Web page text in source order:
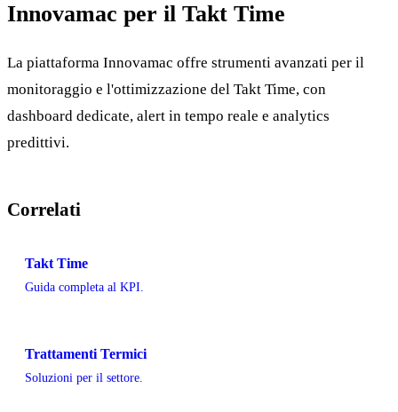
Innovamac per il Takt Time
La piattaforma Innovamac offre strumenti avanzati per il
monitoraggio e l'ottimizzazione del Takt Time, con
dashboard dedicate, alert in tempo reale e analytics
predittivi.
Correlati
Takt Time
Guida completa al KPI.
Trattamenti Termici
Soluzioni per il settore.